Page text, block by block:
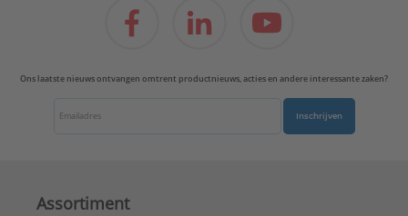
Ons laatste nieuws ontvangen omtrent productnieuws, acties en andere interessante zaken?
Inschrijven
Assortiment